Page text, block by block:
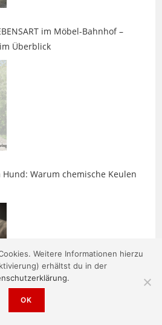
im Möbel-Bahnhof –
Warum chemische Keulen
entsteht etwas
Weitere Informationen hierzu
erhältst du in der
OK